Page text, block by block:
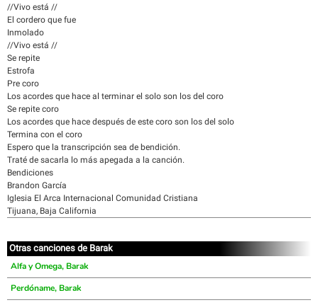
//Vivo está //
El cordero que fue
Inmolado
//Vivo está //
Se repite
Estrofa
Pre coro
Los acordes que hace al terminar el solo son los del coro
Se repite coro
Los acordes que hace después de este coro son los del solo
Termina con el coro
Espero que la transcripción sea de bendición.
Traté de sacarla lo más apegada a la canción.
Bendiciones
Brandon García
Iglesia El Arca Internacional Comunidad Cristiana
Tijuana, Baja California
Otras canciones de Barak
Alfa y Omega, Barak
Perdóname, Barak